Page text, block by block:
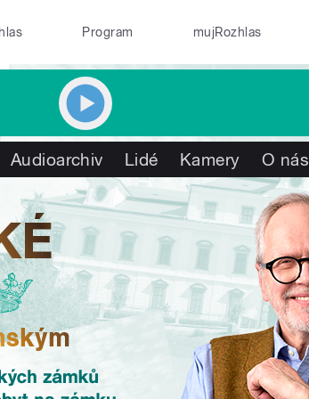
Program mujRozhlas
Audioarchiv Lidé Kamery O nás